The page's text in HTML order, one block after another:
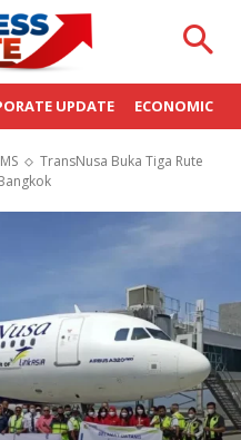
UPDATE ECONOMIC
TransNusa Buka Tiga Rute